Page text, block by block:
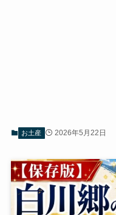
お土産 2026年5月22日